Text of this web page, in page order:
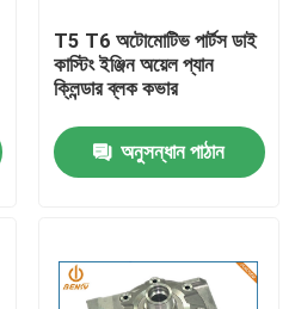
T5 T6 অটোমোটিভ পার্টস ডাই
কাস্টিং ইঞ্জিন অয়েল প্যান
ক্লিন্ডার ব্লক কভার
অনুসন্ধান পাঠান